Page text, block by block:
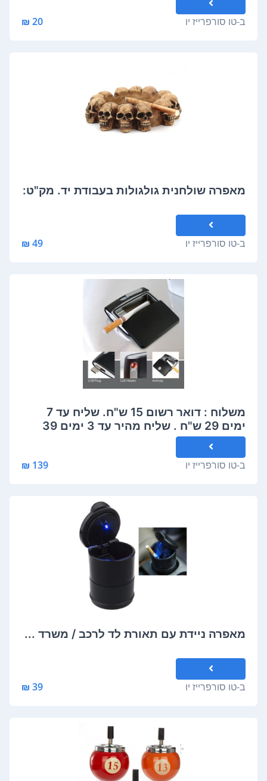
ב-טו סורפרייז יו 20 ₪
מאפרה שולחנית גולגולות בעבודת יד. מק"ט:
ב-טו סורפרייז יו 49 ₪
משלוח : דואר רשום 15 ש"ח. שליח עד 7
ימים 29 ש"ח . שליח מהיר עד 3 ימים 39
ש"ח. יתכן עיכוב שלא בשליטה
ב-טו סורפרייז יו 139 ₪
מאפרה ניידת עם תאורת לד לרכב / משרד ...
ב-טו סורפרייז יו 39 ₪